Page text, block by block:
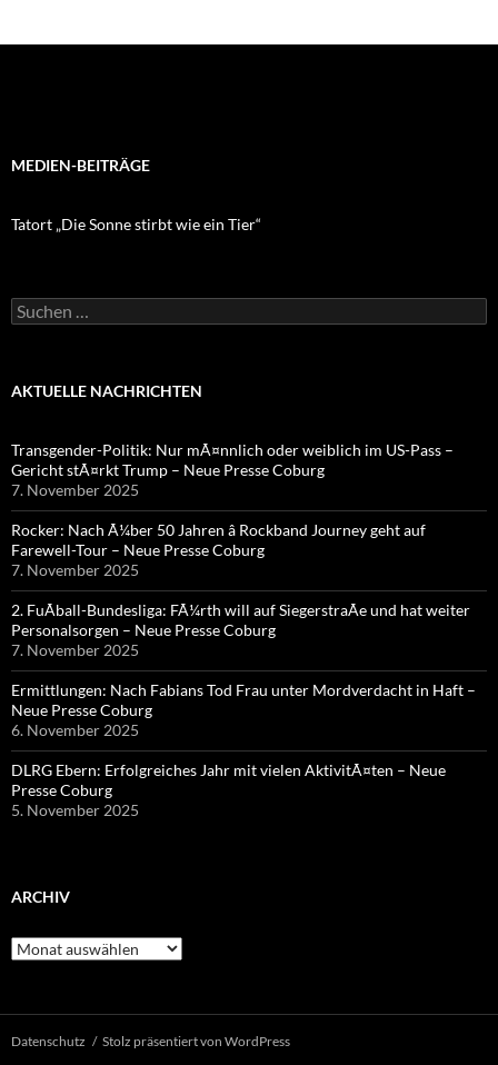
MEDIEN-BEITRÄGE
Tatort „Die Sonne stirbt wie ein Tier“
Suchen
nach:
AKTUELLE NACHRICHTEN
Transgender-Politik: Nur mÃ¤nnlich oder weiblich im US-Pass –
Gericht stÃ¤rkt Trump – Neue Presse Coburg
7. November 2025
Rocker: Nach Ã¼ber 50 Jahren â Rockband Journey geht auf
Farewell-Tour – Neue Presse Coburg
7. November 2025
2. FuÃball-Bundesliga: FÃ¼rth will auf SiegerstraÃe und hat weiter
Personalsorgen – Neue Presse Coburg
7. November 2025
Ermittlungen: Nach Fabians Tod Frau unter Mordverdacht in Haft –
Neue Presse Coburg
6. November 2025
DLRG Ebern: Erfolgreiches Jahr mit vielen AktivitÃ¤ten – Neue
Presse Coburg
5. November 2025
ARCHIV
Archiv
Datenschutz Stolz präsentiert von WordPress